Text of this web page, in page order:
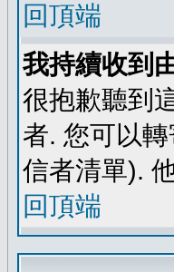
回頂端
我持續收到
很抱歉聽到
者. 您可以
信者清單).
回頂端